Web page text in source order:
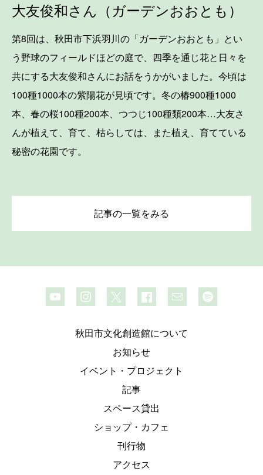
大友俊和さん（ガーデンおおとも）
第8回は、秋田市下浜羽川の「ガーデンおおとも」とい
う野球のフィールドほどの庭で、四季を通じ花と日々を
共にする大友俊和さんにお話をうかがいました。今頃は
100種1000本の紫陽花が見頃です。冬の椿900種1000
本、春の桜100種200本、つつじ100種類200本…大友さ
んが植えて、育て、枯らしては、また植え、育てている
秘密の花園です。
記事の一覧をみる
秋田市文化創造館について
お知らせ
イベント・プロジェクト
記事
スペース貸出
ショップ・カフェ
刊行物
アクセス